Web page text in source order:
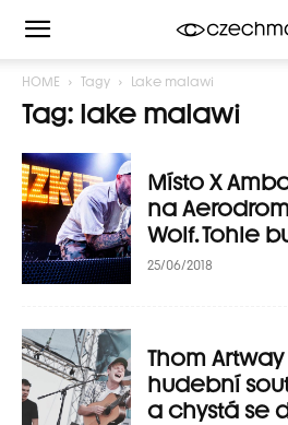
HOME Tagy Lake malawi
Tag: lake malawi
Místo X
na
Wolf. Tohle
25/06/2018
Thom
hudební
a chystá se